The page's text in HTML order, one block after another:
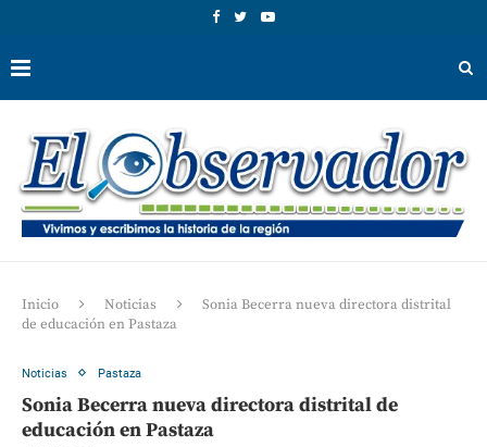
Inicio Noticias
Sonia Becerra nueva directora distrital
de educación en Pastaza
Noticias Pastaza
Sonia Becerra nueva directora distrital de
educación en Pastaza